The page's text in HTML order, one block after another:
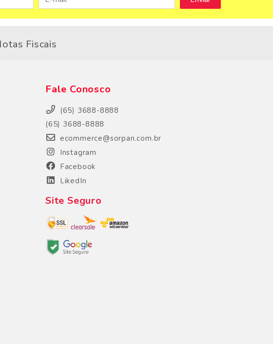
Fiscais
Fale Conosco
(65) 3688-8888
(65) 3688-8888
ecommerce@sorpan.com.br
Instagram
Facebook
LikedIn
Site Seguro